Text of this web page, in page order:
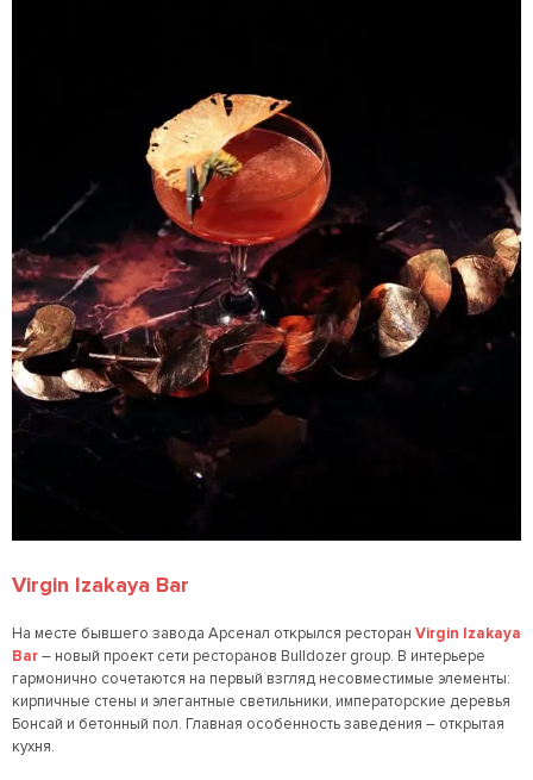
Virgin Izakaya Bar
На месте бывшего завода Арсенал открылся ресторан Virgin Izakaya
Bar– новый проект сети ресторанов Bulldozer group. В интерьере
гармонично сочетаются на первый взгляд несовместимые элементы:
кирпичные стены и элегантные светильники, императорские деревья
Бонсай и бетонный пол. Главная особенность заведения – открытая
кухня.